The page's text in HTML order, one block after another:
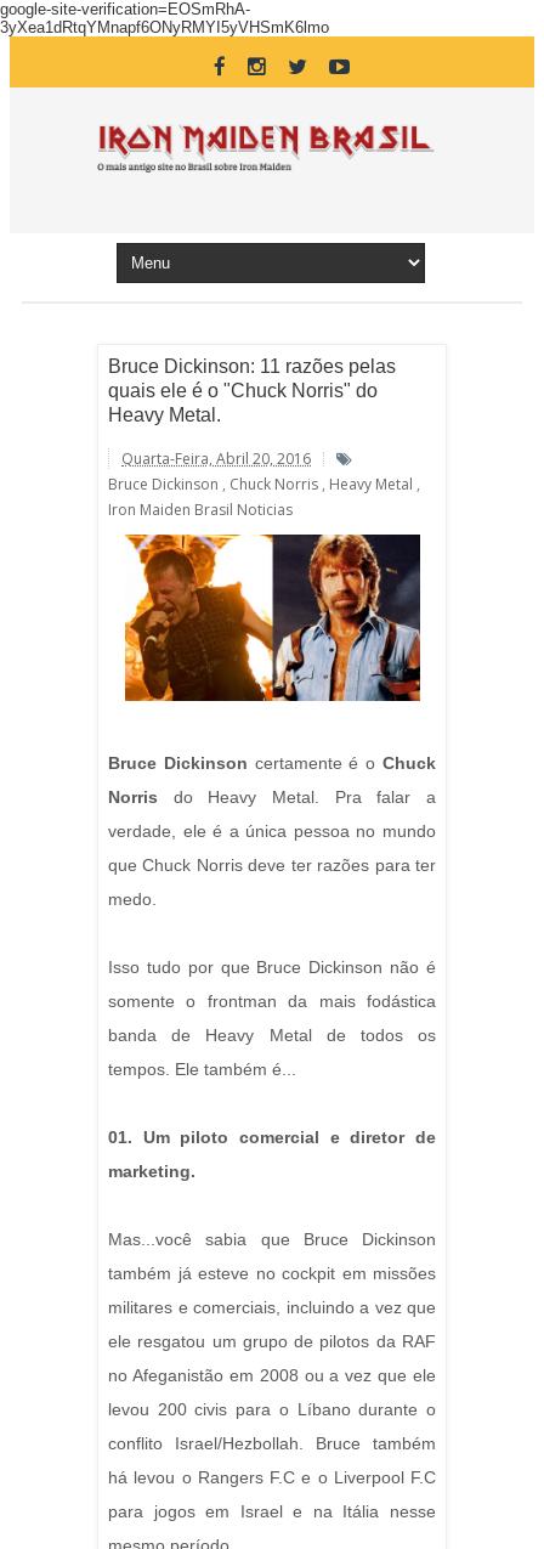
google-site-verification=EOSmRhA-
3yXea1dRtqYMnapf6ONyRMYI5yVHSmK6lmo
Bruce Dickinson: 11 razões pelas
quais ele é o "Chuck Norris" do
Heavy Metal.
Quarta-Feira, Abril 20, 2016
Bruce Dickinson , Chuck Norris , Heavy Metal ,
Iron Maiden Brasil Noticias
Bruce Dickinson certamente é oChuck
Norris do Heavy Metal. Pra falar a
verdade, ele é a única pessoa no mundo
que Chuck Norris deve ter razões para ter
medo.
Isso tudo por que Bruce Dickinson não é
somente o frontman da mais fodástica
banda de Heavy Metal de todos os
tempos. Ele também é...
01. Um piloto comercial e diretor de
marketing.
Mas...você sabia que Bruce Dickinson
também já esteve no cockpit em missões
militares e comerciais, incluindo a vez que
ele resgatou um grupo de pilotos da RAF
no Afeganistão em 2008 ou a vez que ele
levou 200 civis para o Líbano durante o
conflito Israel/Hezbollah. Bruce também
há levou o Rangers F.C e o Liverpool F.C
para jogos em Israel e na Itália nesse
mesmo período.